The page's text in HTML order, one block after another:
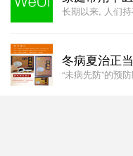
长期以来, 人们
冬病夏治正
“未病先防”的预